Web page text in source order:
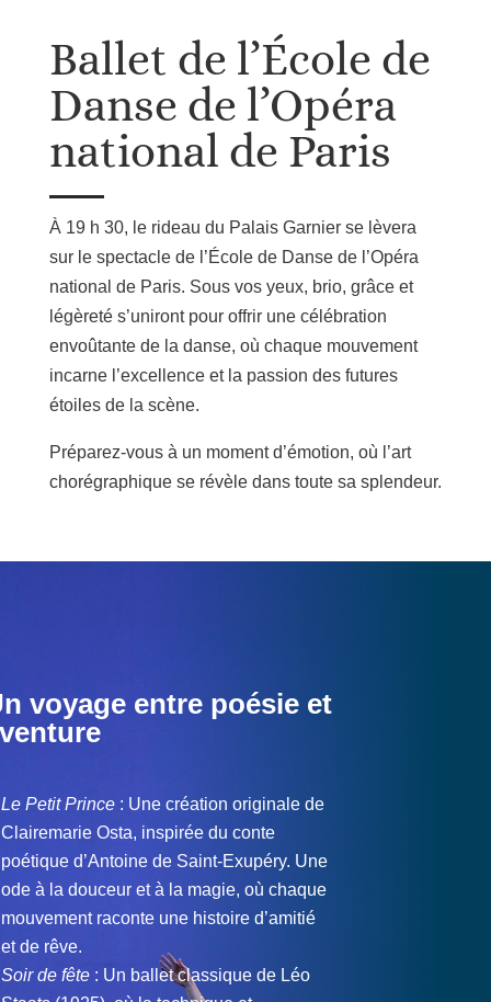
Ballet de l’École de
Danse de l’Opéra
national de Paris
À 19 h 30, le rideau du Palais Garnier se lèvera
sur le spectacle de l’École de Danse de l’Opéra
national de Paris. Sous vos yeux, brio, grâce et
légèreté s’uniront pour offrir une célébration
envoûtante de la danse, où chaque mouvement
incarne l’excellence et la passion des futures
étoiles de la scène.
Préparez-vous à un moment d’émotion, où l’art
chorégraphique se révèle dans toute sa splendeur.
voyage entre poésie et
Le Petit Prince: Une création originale de
Clairemarie Osta, inspirée du conte
poétique d’Antoine de Saint-Exupéry. Une
ode à la douceur et à la magie, où chaque
mouvement raconte une histoire d’amitié
et de rêve.
Soir de fête: Un ballet classique de Léo